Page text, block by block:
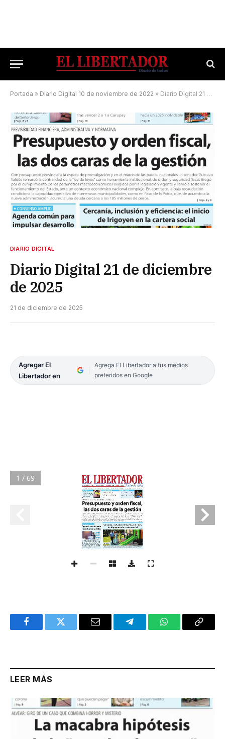
Portada » Diario Digital 10 de noviembre de 2022 » Diario Digital 21 de diciembre de 2025
DIARIO DIGITAL
Diario Digital 21 de diciembre
de 2025
21 de diciembre de 2025
Agregar El
Libertador en
Agrega El Libertador a tus medios
preferidos en Google
1 / 69
FacebookTwitter Email TelegramWhatsAppCopy
LEER MÁS